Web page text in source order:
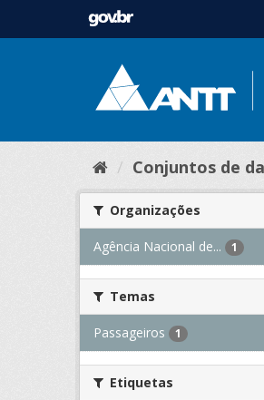
Conjuntos de
Organizações
Agência Nacional de... 1
Temas
Passageiros 1
Etiquetas